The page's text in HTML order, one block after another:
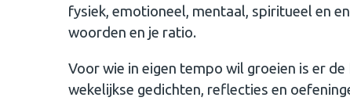
fysiek, emotioneel, mentaal, spiritueel en
woorden en je ratio.
Voor wie in eigen tempo wil groeien is er de
wekelijkse gedichten, reflecties en